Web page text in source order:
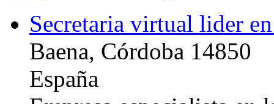
Secretaria virtual lider
Baena, Córdoba 14850
España